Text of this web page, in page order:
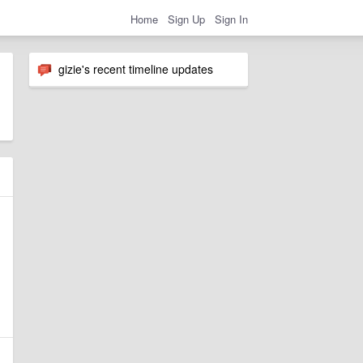
Home Sign Up Sign In
gizie's recent timeline updates